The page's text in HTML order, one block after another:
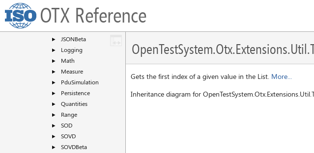
OTX Reference
► i18n
Job
► JSONBeta
► Logging
► Math
► Measure
► PduSimulation
► Persistence
► Quantities
► Range
► SOD
► SOVD
► SOVDBeta
Gets the first index of a given value in the List. More...
Inheritance diagram for